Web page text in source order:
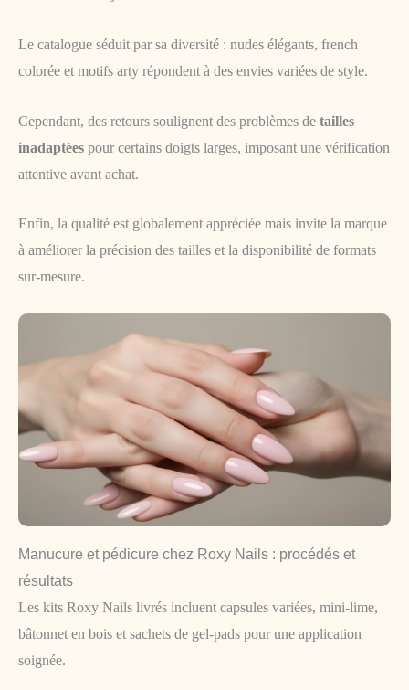
Le catalogue séduit par sa diversité : nudes élégants, french
colorée et motifs arty répondent à des envies variées de style.
Cependant, des retours soulignent des problèmes de tailles
inadaptées pour certains doigts larges, imposant une vérification
attentive avant achat.
Enfin, la qualité est globalement appréciée mais invite la marque
à améliorer la précision des tailles et la disponibilité de formats
sur-mesure.
Manucure et pédicure chez Roxy Nails : procédés et
résultats
Les kits Roxy Nails livrés incluent capsules variées, mini-lime,
bâtonnet en bois et sachets de gel-pads pour une application
soignée.